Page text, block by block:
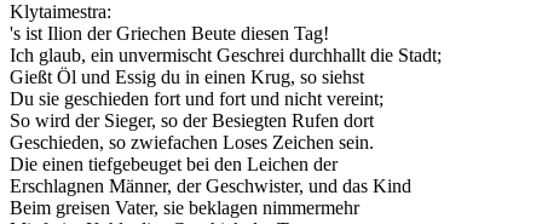
Klytaimestra:
's ist Ilion der Griechen Beute diesen Tag!
Ich glaub, ein unvermischt Geschrei durchhallt die Stadt;
Gießt Öl und Essig du in einen Krug, so siehst
Du sie geschieden fort und fort und nicht vereint;
So wird der Sieger, so der Besiegten Rufen dort
Geschieden, so zwiefachen Loses Zeichen sein.
Die einen tiefgebeuget bei den Leichen der
Erschlagnen Männer, der Geschwister, und das Kind
Beim greisen Vater, sie beklagen nimmermehr